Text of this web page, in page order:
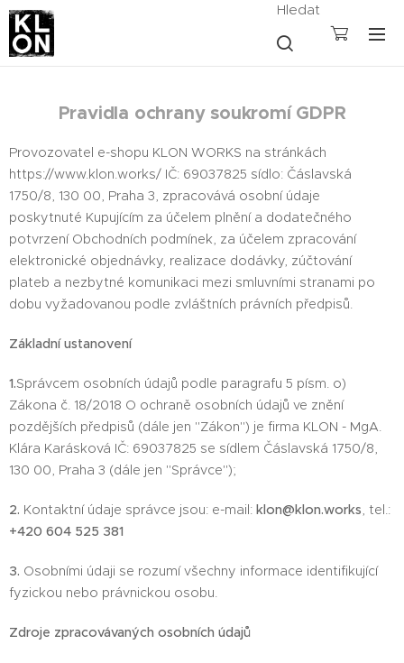
Hledat
Pravidla ochrany soukromí GDPR
Provozovatel e-shopu KLON WORKS na stránkách
https://www.klon.works/ IČ: 69037825 sídlo: Čáslavská
1750/8, 130 00, Praha 3, zpracovává osobní údaje
poskytnuté Kupujícím za účelem plnění a dodatečného
potvrzení Obchodních podmínek, za účelem zpracování
elektronické objednávky, realizace dodávky, zúčtování
plateb a nezbytné komunikaci mezi smluvními stranami po
dobu vyžadovanou podle zvláštních právních předpisů.
Základní ustanovení
1.Správcem osobních údajů podle paragrafu 5 písm. o)
Zákona č. 18/2018 O ochraně osobních údajů ve znění
pozdějších předpisů (dále jen "Zákon") je firma KLON - MgA.
Klára Karásková IČ: 69037825 se sídlem Čáslavská 1750/8,
130 00, Praha 3 (dále jen "Správce");
2. Kontaktní údaje správce jsou: e-mail: klon@klon.works, tel.:
+420 604 525 381
3. Osobními údaji se rozumí všechny informace identifikující
fyzickou nebo právnickou osobu.
Zdroje zpracovávaných osobních údajů